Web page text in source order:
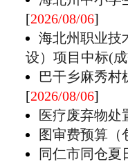
[2026/08/06]
海北州职业技
设）项目中标(
巴干乡麻秀村
[2026/08/06]
医疗废弃物处
图审费预算（
同仁市同仓夏